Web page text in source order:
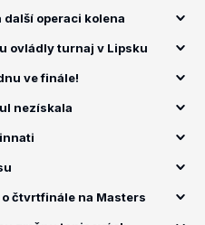
operaci kolena
ovládly turnaj v Lipsku
ve finále!
nezískala
čtvrtfinále na Masters